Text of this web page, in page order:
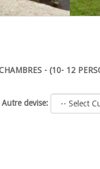
- (10- 12
Autre devise: